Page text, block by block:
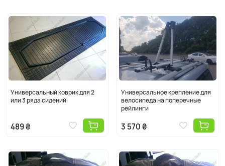
нужно перейти на марку, а потом и нужную модель, с помощью
левого меню сайта. Все аксессуары и детали, расположенные
на странице конкретной модели можно назвать модельными.
Все универсальные детали и аксессуары для авто можно
посмотреть, перейдя в раздел «Универсальный товар» в
нижней части меню слева.
Универсальный коврик для 2
или 3 ряда сидений
489 ₴
Универсальное крепление для
велосипеда на поперечные
рейлинги
3 570 ₴